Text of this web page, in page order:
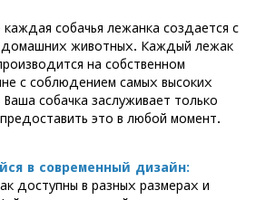
собачья лежанка создается с
животных. Каждый лежак
на собственном
с соблюдением самых высоких
собачка заслуживает только
это в любой момент.
в современный дизайн:
доступны в разных размерах и